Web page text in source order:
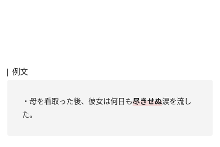
例文
・母を看取った後、彼女は何日も尽きせぬ涙を流し
た。